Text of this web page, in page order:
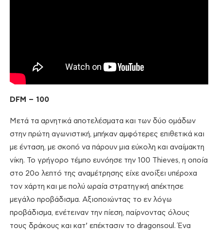
DFM – 100
Μετά τα αρνητικά αποτελέσματα και των δύο ομάδων
στην πρώτη αγωνιστική, μπήκαν αμφότερες επιθετικά και
με ένταση, με σκοπό να πάρουν μια εύκολη και αναίμακτη
νίκη. Το γρήγορο τέμπο ευνόησε την 100 Thieves, η οποία
στο 20ο λεπτό της αναμέτρησης είχε ανοίξει υπέροχα
τον χάρτη και με πολύ ωραία στρατηγική απέκτησε
μεγάλο προβάδισμα. Αξιοποιώντας το εν λόγω
προβάδισμα, ενέτειναν την πίεση, παίρνοντας όλους
τους δράκους και κατ’ επέκτασιν το dragonsoul. Ένα